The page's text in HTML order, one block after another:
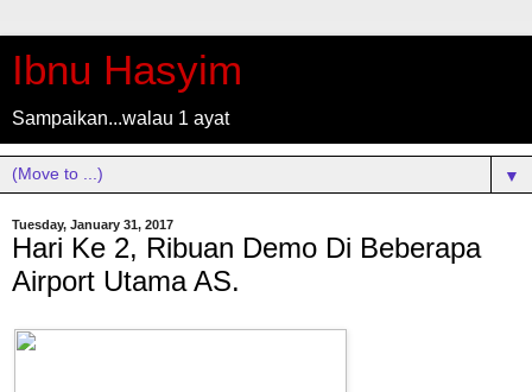
Ibnu Hasyim
Sampaikan...walau 1 ayat
▼
Tuesday, January 31, 2017
Hari Ke 2, Ribuan Demo Di Beberapa
Airport Utama AS.